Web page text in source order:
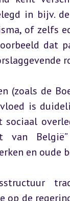
in bijv.
of zelfs
dat
(zoals de
is
van
en oude
op de